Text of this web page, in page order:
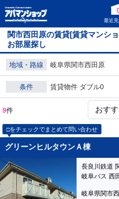
最近
関市西田原の賃貸[賃貸マンシ
お部屋探し
地域・路線 岐阜県関市西田原
条件 賃貸物件 ダブル0
9件
□をチェックでまとめて問い合わせ
グリーンヒルタウンＡ棟
長良川鉄道
岐阜バス 西
岐阜県関市